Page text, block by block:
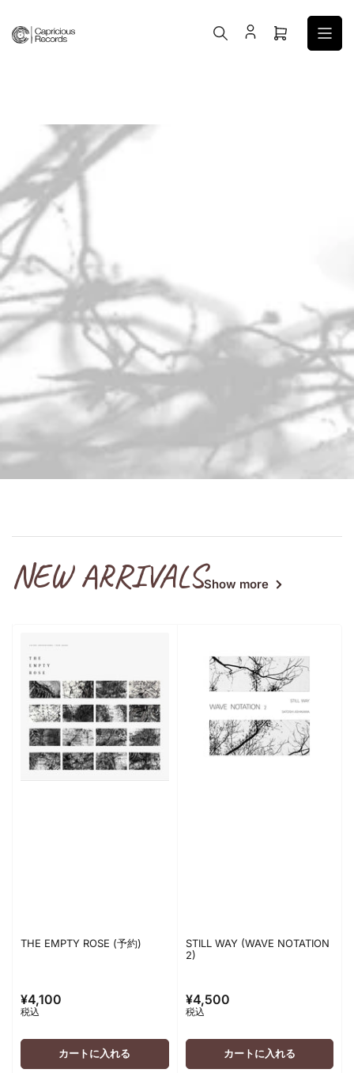
ミ
NEW ARRIVALSShow more
THE EMPTY ROSE (予約)
通
常
価
¥4,100
税込
カートに入れる
STILL WAY (WAVE NOTATION
2)
通
常
価
¥4,500
税込
カートに入れる